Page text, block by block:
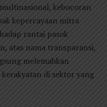
kebocoran
kepercayaan mitra
rantai pasok
atas nama transparansi,
melemahkan
di sektor yang